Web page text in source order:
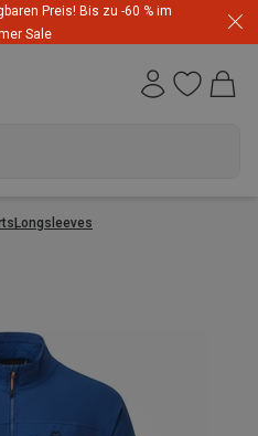
Preis! Bis zu -60 % im
Sale
Longsleeves